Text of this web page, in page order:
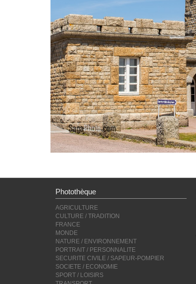
Photothèque
AGRICULTURE
CULTURE / TRADITION
FRANCE
MONDE
NATURE / ENVIRONNEMENT
PORTRAIT / PERSONNALITE
SECURITE CIVILE / SAPEUR-POMPIER
SOCIETE / ECONOMIE
SPORT / LOISIRS